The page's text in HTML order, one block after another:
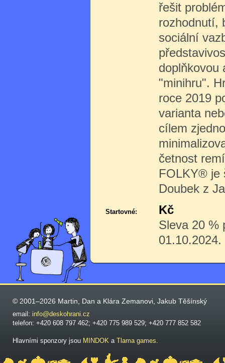
řešit
rozhodnutí,
sociální
doplňkovou
"minihru".
roce 2019
varianta
cílem
četnost
FOLKY® je
Doubek z
Startovné:
Kč
Sleva 20 %
01.10.2024.
© 2001–2026 Martin, Dan a Klára Zemanovi, Jakub Těšínský
email: info@deskohrani.cz
telefon: +420 608 797 462; +420 775 989 529; +420 777 852 582
Hlavními sponzory jsou MINDOK a Tlama games.